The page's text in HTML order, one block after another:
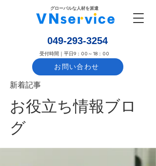
​グローバルな人材を派遣
お問い合わせ
​049-293-3254
​受付時間｜平日9：00～18：00
​新着記事
お役立ち情報ブロ
グ